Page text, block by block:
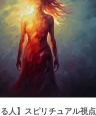
る人】スピリチュアル視